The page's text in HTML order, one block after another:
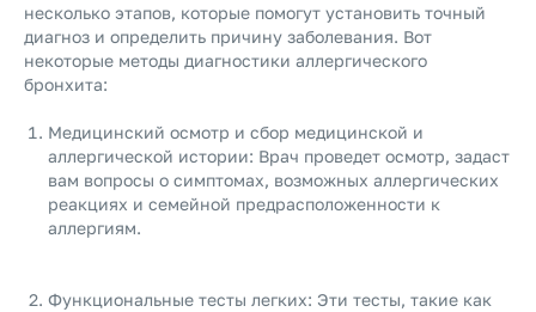
несколько этапов, которые помогут установить точный
диагноз и определить причину заболевания. Вот
некоторые методы диагностики аллергического
бронхита:
Медицинский осмотр и сбор медицинской и
аллергической истории: Врач проведет осмотр, задаст
вам вопросы о симптомах, возможных аллергических
реакциях и семейной предрасположенности к
аллергиям.
Функциональные тесты легких: Эти тесты, такие как